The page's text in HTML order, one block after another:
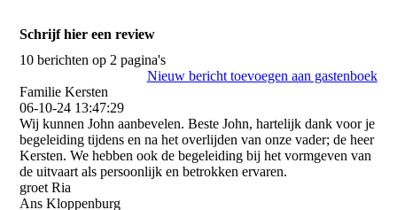
Schrijf hier een review
10 berichten op 2 pagina's
Nieuw bericht toevoegen aan gastenboek
Familie Kersten
06-10-24 13:47:29
Wij kunnen John aanbevelen. Beste John, hartelijk dank voor je
begeleiding tijdens en na het overlijden van onze vader; de heer
Kersten. We hebben ook de begeleiding bij het vormgeven van
de uitvaart als persoonlijk en betrokken ervaren.
groet Ria
Ans Kloppenburg